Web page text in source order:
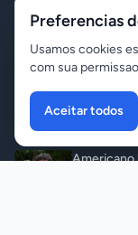
Polícia
Política
Variedades
Últimas Notícias
Americano
Preferencias
Usamos cookies
com sua
Aceitar todos